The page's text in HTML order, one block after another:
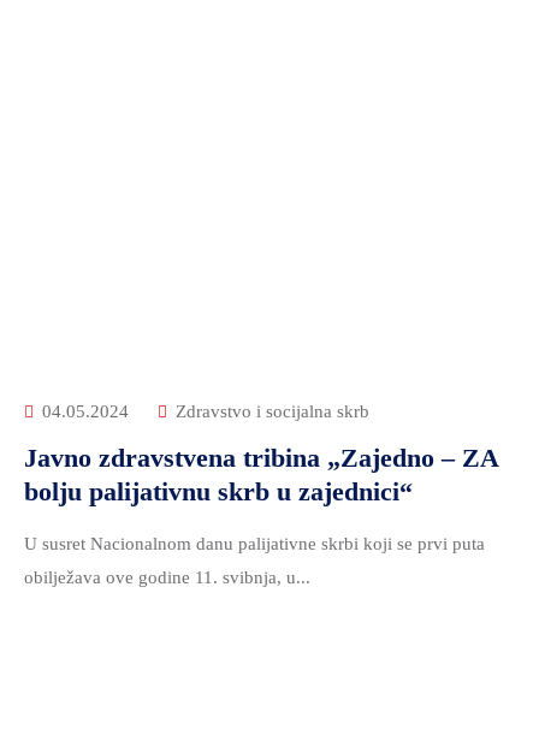
04.05.2024 Zdravstvo i socijalna skrb
Javno zdravstvena tribina „Zajedno – ZA
bolju palijativnu skrb u zajednici“
U susret Nacionalnom danu palijativne skrbi koji se prvi puta
obilježava ove godine 11. svibnja, u...